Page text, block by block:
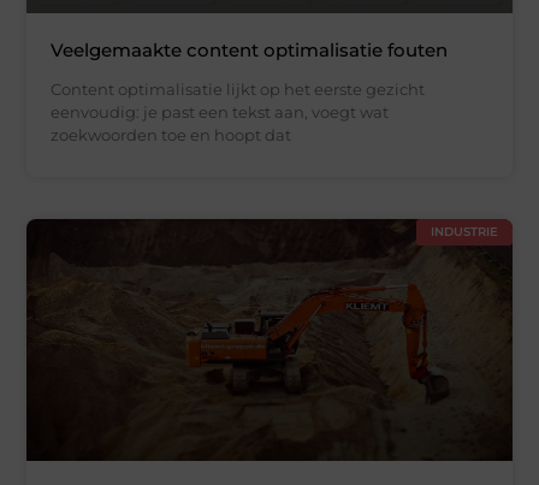
Veelgemaakte content optimalisatie fouten
Content optimalisatie lijkt op het eerste gezicht
eenvoudig: je past een tekst aan, voegt wat
zoekwoorden toe en hoopt dat
INDUSTRIE